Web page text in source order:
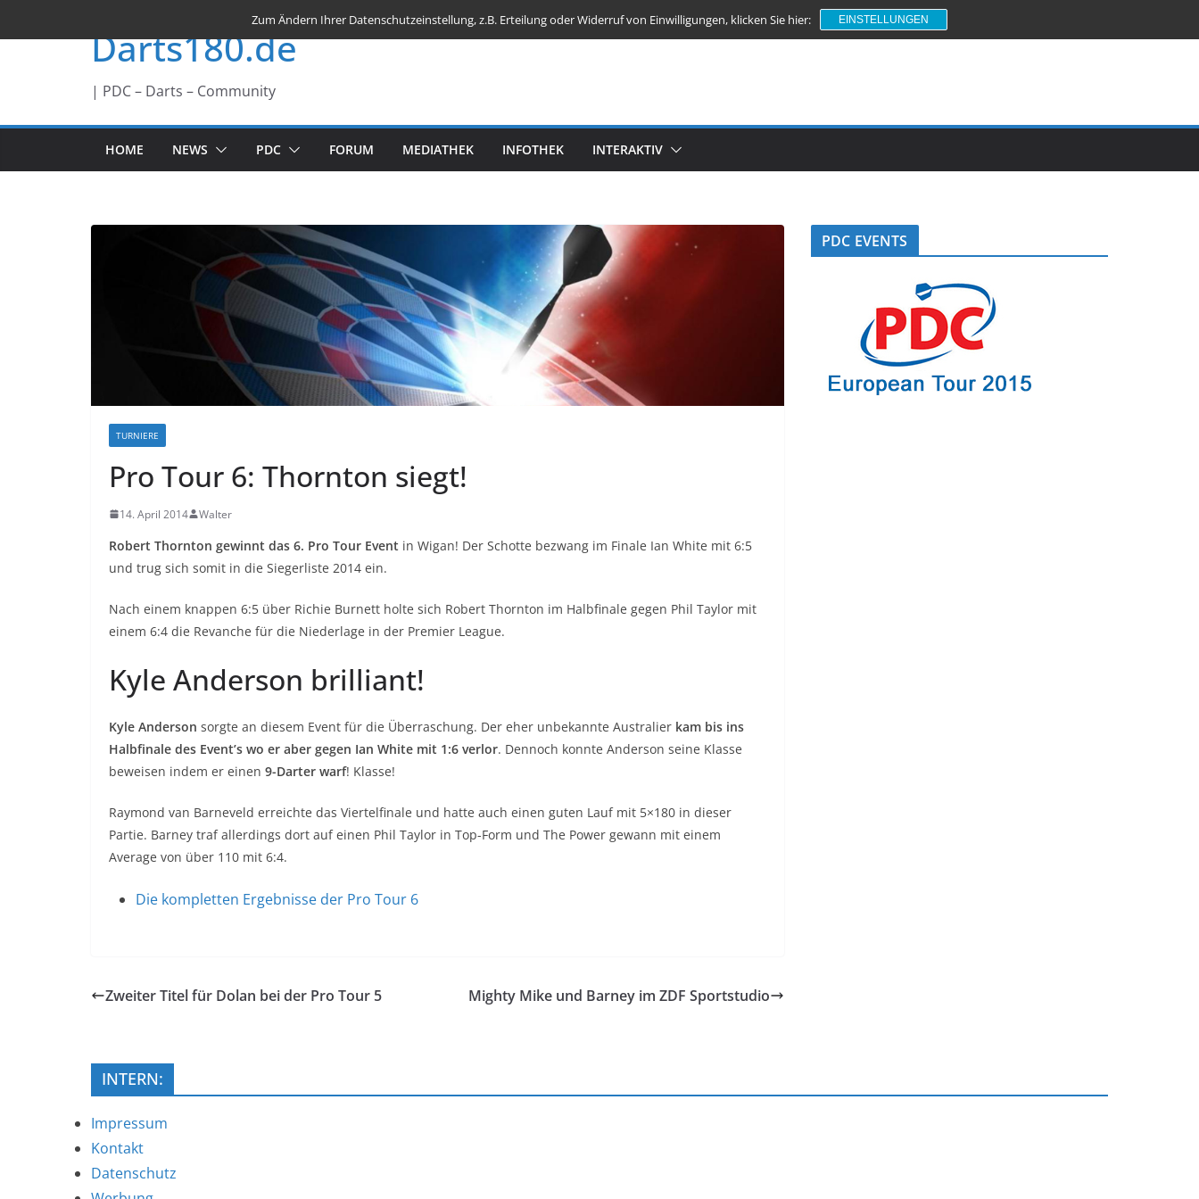
Inhalt
Darts180.de
| PDC – Darts – Community
HOME NEWS PDC FORUM MEDIATHEK INFOTHEK INTERAKTIV
TURNIERE
Pro Tour 6: Thornton siegt!
14. April 2014 Walter
Robert Thornton gewinnt das 6. Pro Tour Event in Wigan! Der Schotte bezwang im Finale Ian White mit 6:5
und trug sich somit in die Siegerliste 2014 ein.
Nach einem knappen 6:5 über Richie Burnett holte sich Robert Thornton im Halbfinale gegen Phil Taylor mit
einem 6:4 die Revanche für die Niederlage in der Premier League.
Kyle Anderson brilliant!
Kyle Anderson sorgte an diesem Event für die Überraschung. Der eher unbekannte Australier kam bis ins
Halbfinale des Event’s wo er aber gegen Ian White mit 1:6 verlor. Dennoch konnte Anderson seine Klasse
beweisen indem er einen 9-Darter warf! Klasse!
Raymond van Barneveld erreichte das Viertelfinale und hatte auch einen guten Lauf mit 5×180 in dieser
Partie. Barney traf allerdings dort auf einen Phil Taylor in Top-Form und The Power gewann mit einem
Average von über 110 mit 6:4.
Die kompletten Ergebnisse der Pro Tour 6
Zweiter Titel für Dolan bei der Pro Tour 5 Mighty Mike und Barney im ZDF Sportstudio
PDC EVENTS
INTERN:
Impressum
Kontakt
Datenschutz
Zum Ändern Ihrer Datenschutzeinstellung, z.B. Erteilung oder Widerruf von Einwilligungen, klicken Sie hier: EINSTELLUNGEN